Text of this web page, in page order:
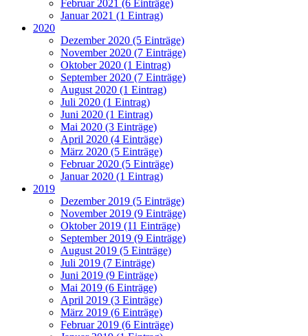
Februar 2021 (6 Einträge)
Januar 2021 (1 Eintrag)
2020
Dezember 2020 (5 Einträge)
November 2020 (7 Einträge)
Oktober 2020 (1 Eintrag)
September 2020 (7 Einträge)
August 2020 (1 Eintrag)
Juli 2020 (1 Eintrag)
Juni 2020 (1 Eintrag)
Mai 2020 (3 Einträge)
April 2020 (4 Einträge)
März 2020 (5 Einträge)
Februar 2020 (5 Einträge)
Januar 2020 (1 Eintrag)
2019
Dezember 2019 (5 Einträge)
November 2019 (9 Einträge)
Oktober 2019 (11 Einträge)
September 2019 (9 Einträge)
August 2019 (5 Einträge)
Juli 2019 (7 Einträge)
Juni 2019 (9 Einträge)
Mai 2019 (6 Einträge)
April 2019 (3 Einträge)
März 2019 (6 Einträge)
Februar 2019 (6 Einträge)